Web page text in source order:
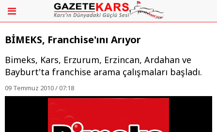
BİMEKS, Franchise'ını Arıyor
Bimeks, Kars, Erzurum, Erzincan, Ardahan ve
Bayburt'ta franchise arama çalışmaları başladı.
09 Temmuz 2010 / 07:18